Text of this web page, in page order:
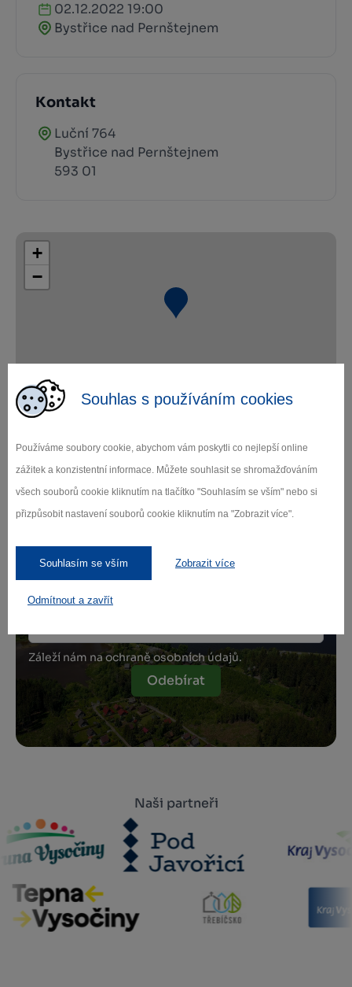
Souhlas s používáním cookies
Používáme soubory cookie, abychom vám poskytli co nejlepší online
zážitek a konzistentní informace. Můžete souhlasit se shromažďováním
všech souborů cookie kliknutím na tlačítko "Souhlasím se vším" nebo si
přizpůsobit nastavení souborů cookie kliknutím na "Zobrazit více".
Souhlasím se vším Zobrazit více
Odmítnout a zavřít
02.12.2022 19:00
Bystřice nad Pernštejnem
Kontakt
Luční 764
Bystřice nad Pernštejnem
593 01
+
−
Leaflet|© Seznam.cz a.s. a další
Zamilujte si Vysočinu
Přihlaste se k odběru našeho newsletteru
o novinkách.
Záleží nám na ochraně osobních údajů.
Odebírat
Naši partneři